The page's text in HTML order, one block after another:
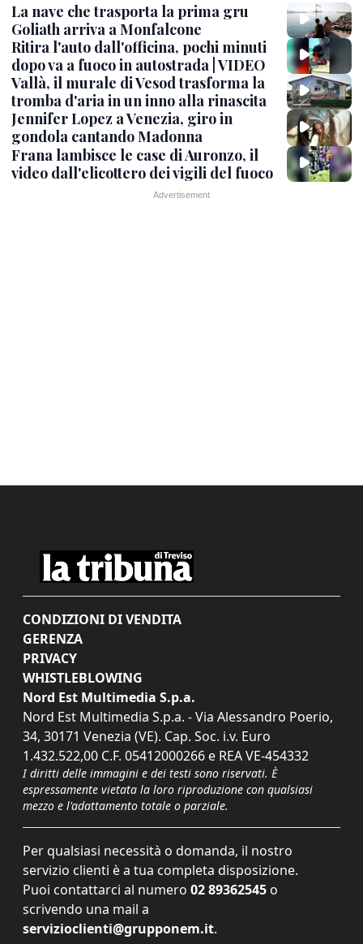
La nave che trasporta la prima gru
Goliath arriva a Monfalcone
Ritira l'auto dall'officina, pochi minuti
dopo va a fuoco in autostrada | VIDEO
Vallà, il murale di Vesod trasforma la
tromba d'aria in un inno alla rinascita
Jennifer Lopez a Venezia, giro in
gondola cantando Madonna
Frana lambisce le case di Auronzo, il
video dall'elicottero dei vigili del fuoco
CONDIZIONI DI VENDITA
GERENZA
PRIVACY
WHISTLEBLOWING
Nord Est Multimedia S.p.a.
Nord Est Multimedia S.p.a. - Via Alessandro Poerio,
34, 30171 Venezia (VE). Cap. Soc. i.v. Euro
1.432.522,00 C.F. 05412000266 e REA VE-454332
I diritti delle immagini e dei testi sono riservati. È
espressamente vietata la loro riproduzione con qualsiasi
mezzo e l'adattamento totale o parziale.
Per qualsiasi necessità o domanda, il nostro
servizio clienti è a tua completa disposizione.
Puoi contattarci al numero 02 89362545 o
scrivendo una mail a
servizioclienti@grupponem.it.